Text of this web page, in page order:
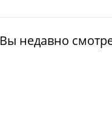
Вы недавно